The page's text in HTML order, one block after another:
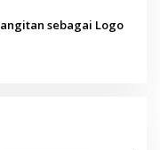
sebagai Logo